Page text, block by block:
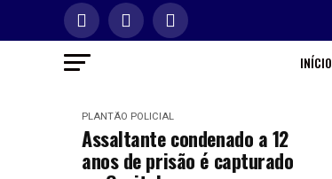
INÍCIO
PLANTÃO POLICIAL
Assaltante condenado a 12
anos de prisão é capturado